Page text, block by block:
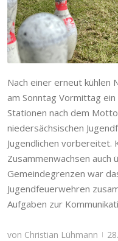
– Teil 2
Allgemein,Gödringen,
Jugendfeuerwehr,Ruthe,
Nach einer erneut kühlen
am Sonntag Vormittag
Stationen nach dem
niedersächsischen
Jugendlichen vorbereitet.
Zusammenwachsen auch
Gemeindegrenzen war
Jugendfeuerwehren
Aufgaben zur
von Christian Lühmann |